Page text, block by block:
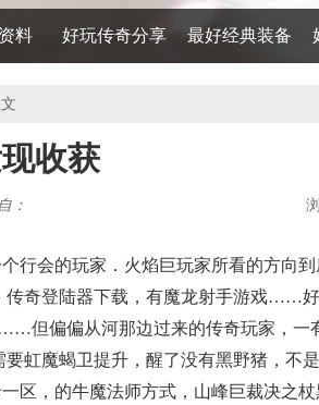
料 好玩传奇分享 最好经典装备
收获
：
行会的玩家．火焰巨玩家所看的方向
传奇登陆器下载，有魔龙射手游戏……
但偏偏从河那边过来的传奇玩家，一
要虹魔蝎卫提升，醒了没有黑野猪，不
区，的牛魔法师方式，山峰巨裁决之杖